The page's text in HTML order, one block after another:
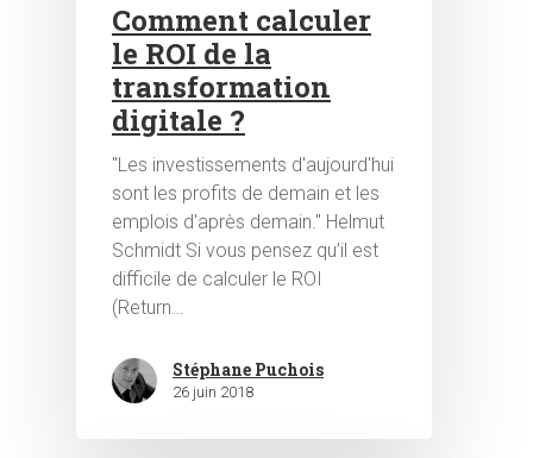
Comment calculer
le ROI de la
transformation
digitale ?
"Les investissements d'aujourd'hui
sont les profits de demain et les
emplois d'après demain." Helmut
Schmidt Si vous pensez qu’il est
difficile de calculer le ROI
(Return…
Stéphane Puchois
26 juin 2018